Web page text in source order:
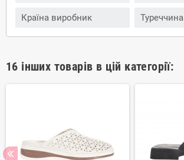
Країна виробник Туреччина
16 інших товарів в цій категорії: